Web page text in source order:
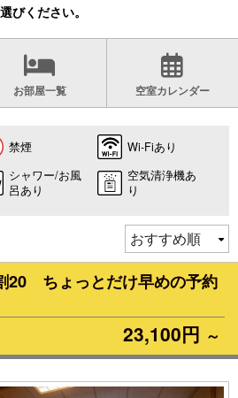
びください。
お部屋一覧 空室カレンダー
禁煙 Wi-Fiあり
シャワー/お風
呂あり
空気清浄機あ
り
20 ちょっとだけ早めの予約
23,100円 ～